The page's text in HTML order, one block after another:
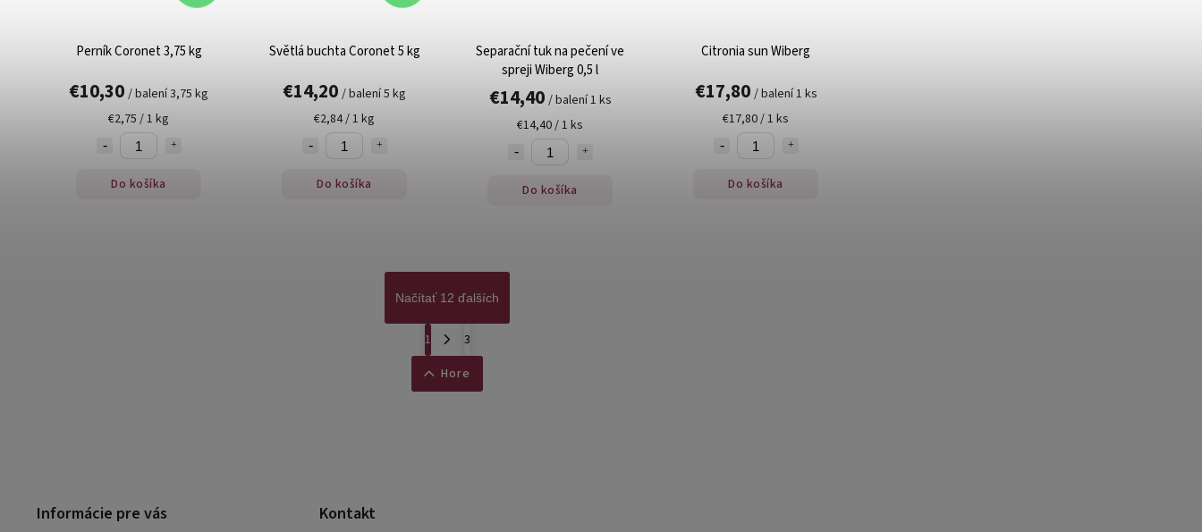
Perník Coronet 3,75 kg
€10,30 / balení 3,75 kg
€2,75 / 1 kg
Do košíka
Světlá buchta Coronet 5 kg
€14,20 / balení 5 kg
€2,84 / 1 kg
Do košíka
Separační tuk na pečení ve
spreji Wiberg 0,5 l
€14,40 / balení 1 ks
€14,40 / 1 ks
Do košíka
Citronia sun Wiberg
€17,80 / balení 1 ks
€17,80 / 1 ks
Do košíka
Načítať 12 ďalších
1
3
Hore
Informácie pre vás Kontakt